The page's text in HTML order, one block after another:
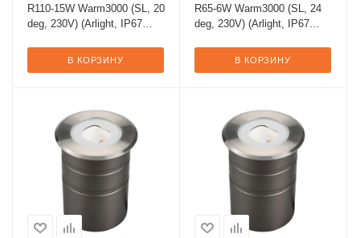
R110-15W Warm3000 (SL, 20
deg, 230V) (Arlight, IP67
В КОРЗИНУ
R65-6W Warm3000 (SL, 24
deg, 230V) (Arlight, IP67
В КОРЗИНУ